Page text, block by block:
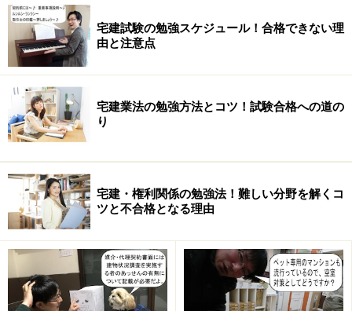
取引士を設置しなければならず、免許を受けた宅建業者
が媒介や代理、売主として関わる場合は、宅地建物取引
士に対象となる不動産について事前に説明させたり、契
約書等に記名押印させたりしなければなりません。
同じ不動産業でも、「不動産賃貸管理業」はもっと複雑
です。
自社物件を直接店舗等として貸し出す不動産賃貸業や貸
家・貸間業、駐車場業は免許や登録を義務付けるような
規制がありません。
不動産管理業はビル・店舗の管理、分譲マンションの管
理業、賃貸住宅管理業に分類されます。分譲マンション
宅建試験の勉強スケジュール！合格できない理
由と注意点
宅建業法の勉強方法とコツ！試験合格への道の
り
宅建・権利関係の勉強法！難しい分野を解くコ
ツと不合格となる理由